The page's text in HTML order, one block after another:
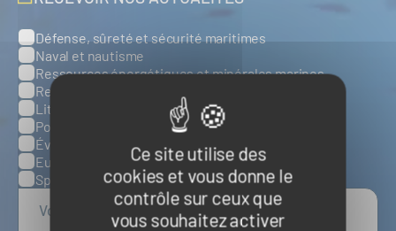
Ce site utilise des
cookies et vous donne le
contrôle sur ceux que
vous souhaitez activer
Catégories
Défense, sûreté et sécurité maritimes
Naval et nautisme
Ressources énergétiques et minérales marines
Ressources biologiques marines
Littoral et environnement marins
Ports, infrastructures et logistique
Évènements
Europe
Spatial